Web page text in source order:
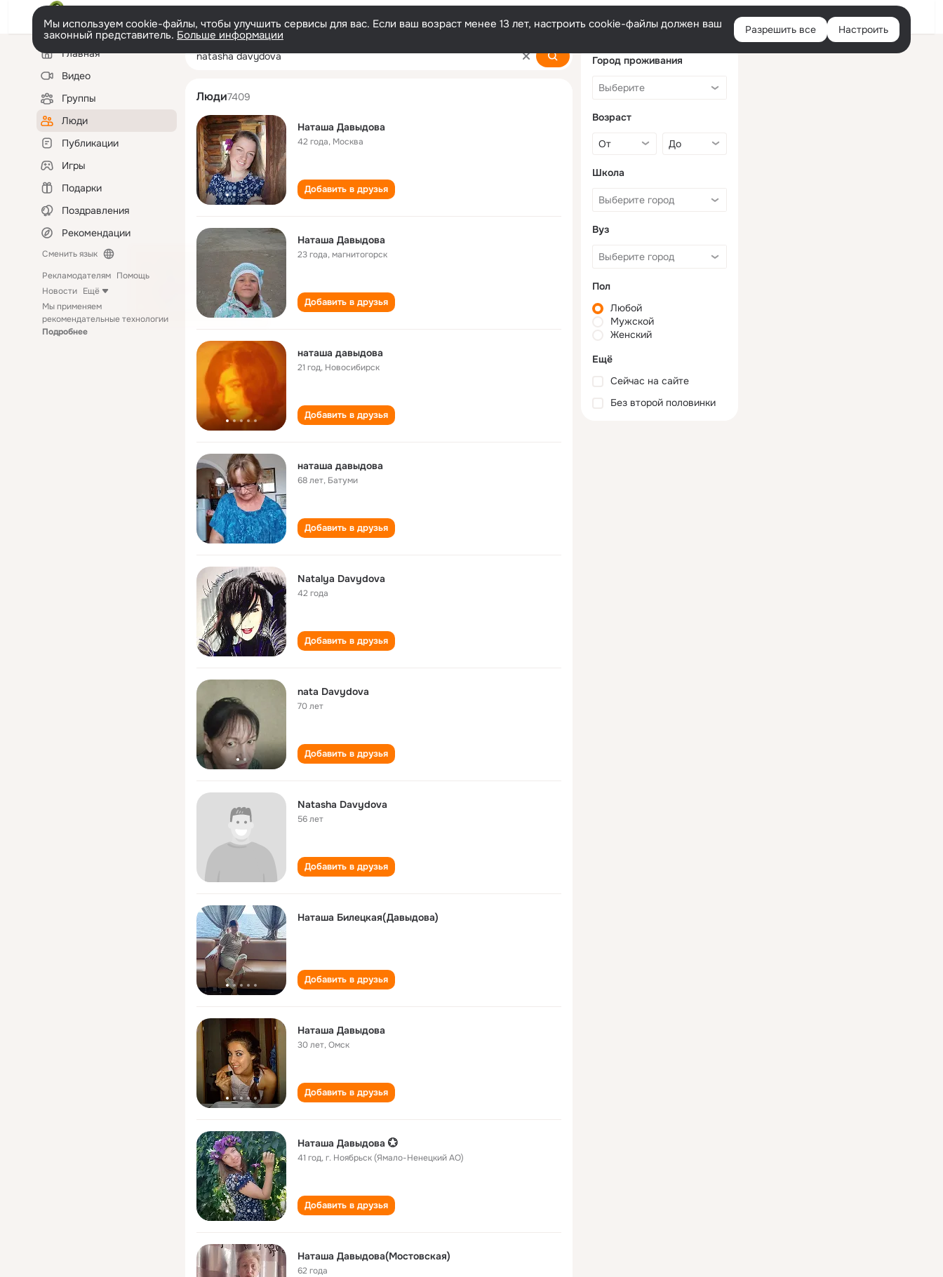
Войти
Мы используем cookie-файлы, чтобы улучшить сервисы для вас. Если ваш возраст менее 13 лет, настроить cookie-файлы должен ваш
законный представитель. Больше информации Разрешить все Настроить
Левая
колонкаГлавная
Видео
Группы
Люди
Публикации
Игры
Подарки
Поздравления
Рекомендации
Сменить язык
Рекламодателям Помощь
Новости Ещё
Мы применяем
рекомендательные технологии
Подробнее
natasha davydova
Люди7409
Наташа Давыдова
42 года, Москва
Добавить в друзья
Наташа Давыдова
23 года,магнитогорск
Добавить в друзья
наташа давыдова
21 год, Новосибирск
Добавить в друзья
наташа давыдова
68 лет, Батуми
Добавить в друзья
Natalya Davydova
42 года
Добавить в друзья
nata Davydova
70 лет
Добавить в друзья
Natasha Davydova
56 лет
Добавить в друзья
Наташа Билецкая(Давыдова)
Добавить в друзья
Наташа Давыдова
30 лет,Омск
Добавить в друзья
Наташа Давыдова 💮
41 год,г. Ноябрьск (Ямало-Ненецкий АО)
Добавить в друзья
Наташа Давыдова(Мостовская)
62 года
Город проживания
Возраст
Школа
Вуз
Пол
Любой
Мужской
Женский
Ещё
Сейчас на сайте
Без второй половинки